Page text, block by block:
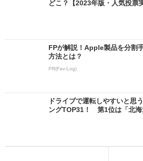
どこ？【2023年版・人気投票
FPが解説！Apple製品を分割
方法とは？
PR(Fav-Log)
ドライブで運転しやすいと思
ングTOP31！ 第1位は「北海